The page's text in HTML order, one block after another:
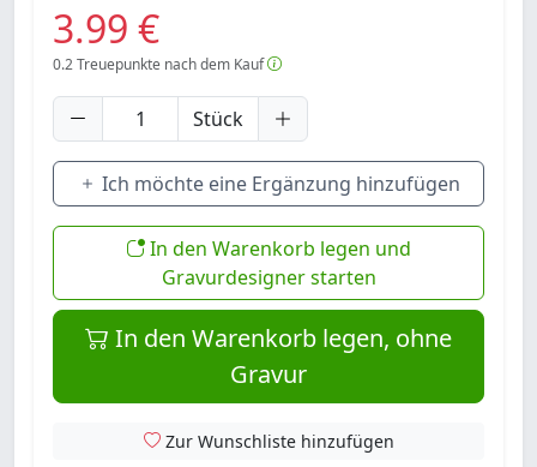
3.99 €
0.2Treuepunkte nach dem Kauf
Stück
Ich möchte eine Ergänzung hinzufügen
In den Warenkorb legen und
Gravurdesigner starten
In den Warenkorb legen, ohne
Gravur
Zur Wunschliste hinzufügen